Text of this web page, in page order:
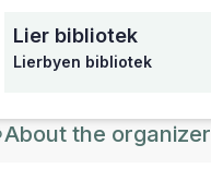
Lier bibliotek
Lierbyen bibliotek
About the organizer